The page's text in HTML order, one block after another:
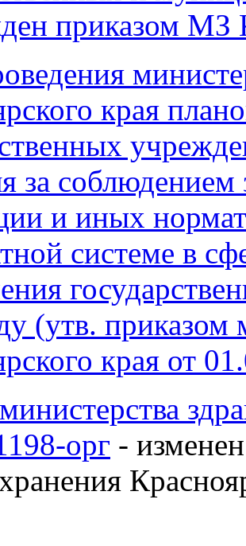
приказом
края
за соблюдением
и иных
системе в
(утв. приказом
края от
орг -